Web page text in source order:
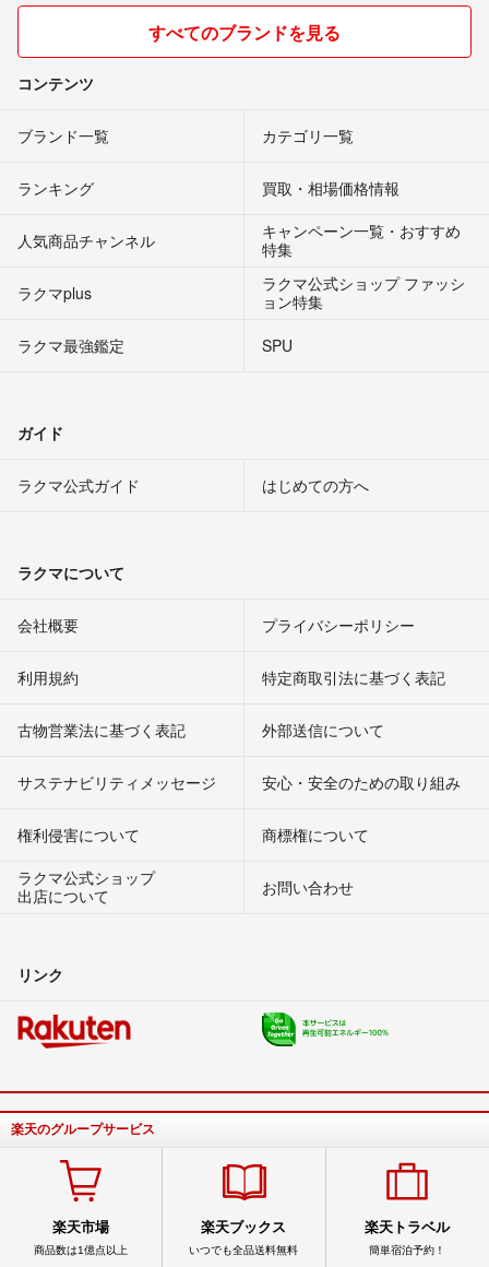
すべてのブランドを見る
コンテンツ
ブランド一覧 カテゴリ一覧
ランキング 買取・相場価格情報
人気商品チャンネル
キャンペーン一覧・おすすめ
特集
ラクマplus
ラクマ公式ショップ ファッシ
ョン特集
ラクマ最強鑑定
SPU
ガイド
ラクマ公式ガイド はじめての方へ
ラクマについて
会社概要 プライバシーポリシー
利用規約 特定商取引法に基づく表記
古物営業法に基づく表記 外部送信について
サステナビリティメッセージ 安心・安全のための取り組み
権利侵害について
商標権について
ラクマ公式ショップ
出店について
お問い合わせ
リンク
楽天のグループサービス
楽天市場
商品数は1億点以上
楽天ブックス
いつでも全品送料無料
楽天トラベル
簡単宿泊予約！